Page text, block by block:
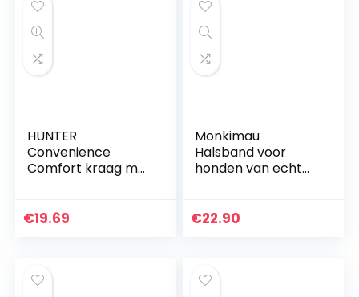
HUNTER
Convenience
Comfort kraag met
€19.69
Monkimau
Halsband voor
honden van echt
42 cm
€22.90